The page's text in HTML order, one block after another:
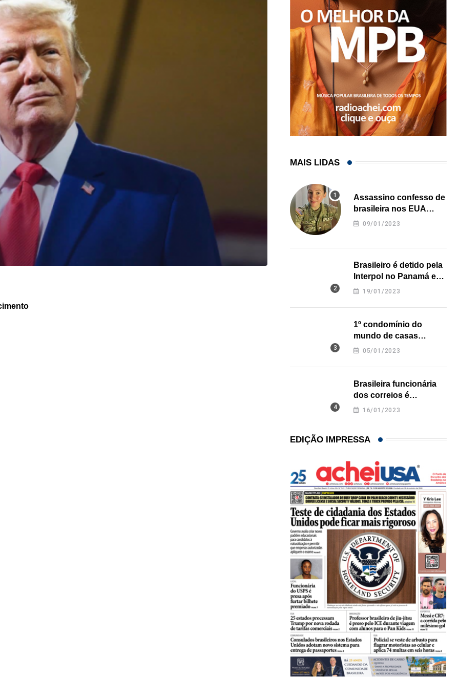
Imigrante acusado de atropelar idosa de 74
MAIS LIDAS
Assassino confesso de
brasileira nos EUA
revela onde deixou o
09/01/2023
Brasileiro é detido pela
Interpol no Panamá e
pode pegar prisão
19/01/2023
1º condomínio do
mundo de casas
impressas em 3D é
05/01/2023
Brasileira funcionária
dos correios é
assassinada a facadas
16/01/2023
EDIÇÃO IMPRESSA